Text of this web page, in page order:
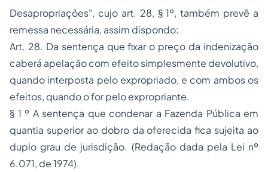
Desapropriações", cujo art. 28, § 1º, também prevê a
remessa necessária, assim dispondo:
Art. 28. Da sentença que fixar o preço da indenização
caberá apelação com efeito simplesmente devolutivo,
quando interposta pelo expropriado, e com ambos os
efeitos, quando o for pelo expropriante.
§ 1 º A sentença que condenar a Fazenda Pública em
quantia superior ao dobro da oferecida fica sujeita ao
duplo grau de jurisdição. (Redação dada pela Lei nº
6.071, de 1974).